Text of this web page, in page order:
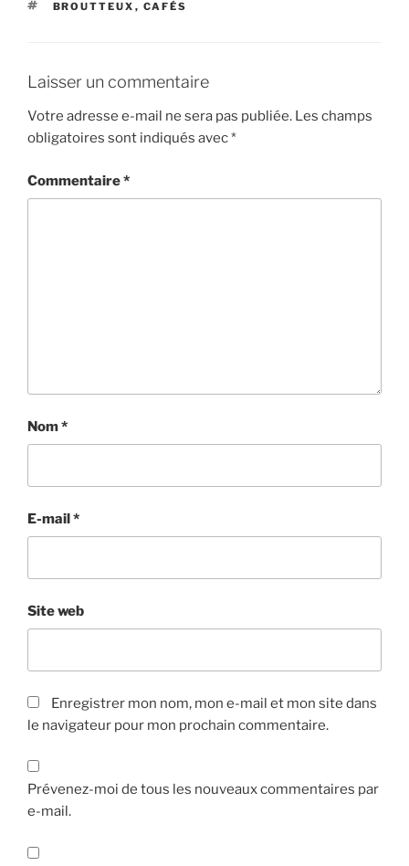
ÉTIQUETTES
BROUTTEUX , CAFÉS
Laisser un commentaire
Votre adresse e-mail ne sera pas publiée. Les champs
obligatoires sont indiqués avec*
Commentaire*
Nom*
E-mail*
Site web
Enregistrer mon nom, mon e-mail et mon site dans
le navigateur pour mon prochain commentaire.
Prévenez-moi de tous les nouveaux commentaires par
e-mail.